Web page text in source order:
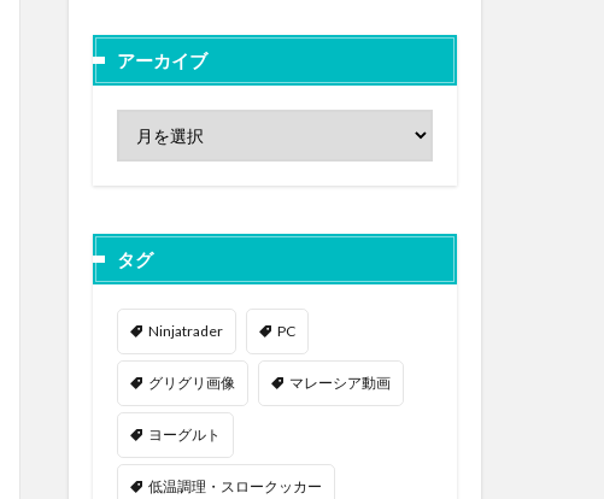
アーカイブ
タグ
Ninjatrader PC
グリグリ画像 マレーシア動画
ヨーグルト
低温調理・スロークッカー